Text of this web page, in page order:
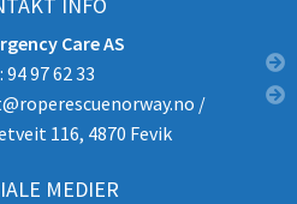
Care AS
94 97 62 33
/
116, 4870 Fevik
MEDIER